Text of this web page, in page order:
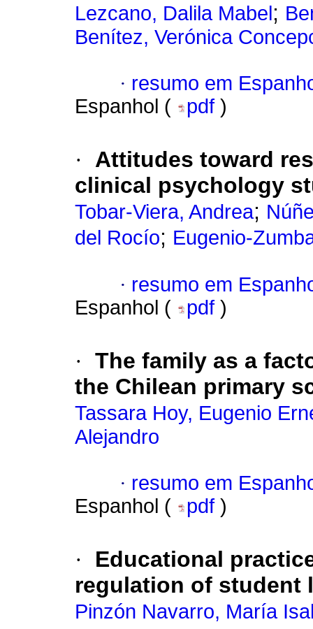
Lezcano, Dalila Mabel ;
Benítez, Verónica
· resumo em
Espanhol (
pdf )
·
Attitudes toward
clinical psychology
Tobar-Viera, Andrea;
del Rocío; Eugenio-
· resumo em
Espanhol (
pdf )
· The family as a
the Chilean primary
Tassara Hoy, Eugenio
Alejandro
· resumo em
Espanhol (
pdf )
·
Educational
regulation of student
Pinzón Navarro, María